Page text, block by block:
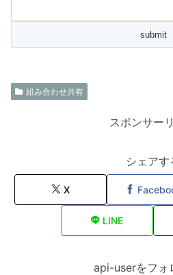
組み合わせ共有
スポンサー
シェアす
X
LINE
api-userをフォ